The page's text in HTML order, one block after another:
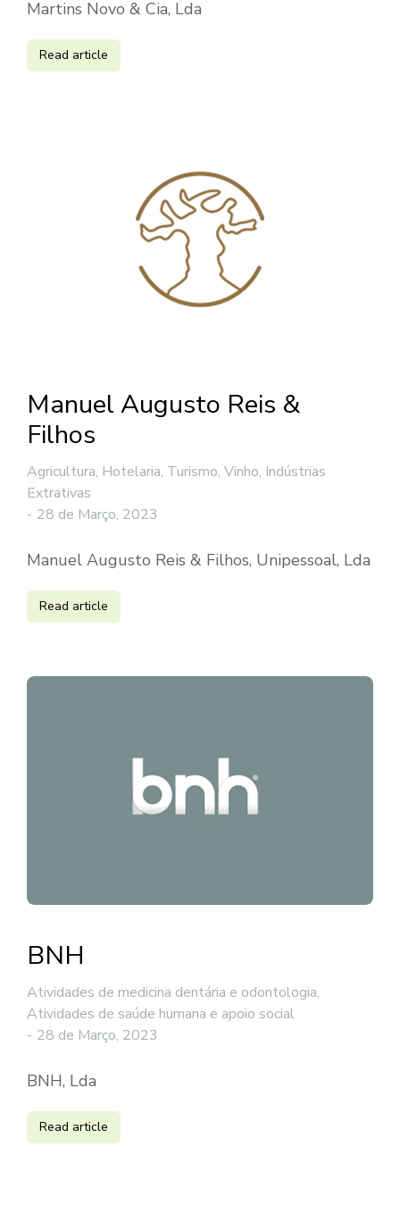
Martins Novo & Cia, Lda
Read article
Manuel Augusto Reis &
Filhos
Agricultura, Hotelaria, Turismo, Vinho, Indústrias
Extrativas
28 de Março, 2023
Manuel Augusto Reis & Filhos, Unipessoal, Lda
Read article
BNH
Atividades de medicina dentária e odontologia,
Atividades de saúde humana e apoio social
28 de Março, 2023
BNH, Lda
Read article